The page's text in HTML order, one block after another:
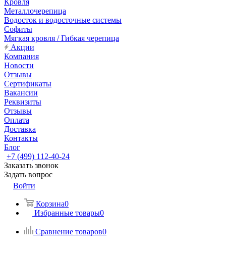
Кровля
Металлочерепица
Водосток и водосточные системы
Софиты
Мягкая кровля / Гибкая черепица
Акции
Компания
Новости
Отзывы
Сертификаты
Вакансии
Реквизиты
Отзывы
Оплата
Доставка
Контакты
Блог
+7 (499) 112-40-24
Заказать звонок
Задать вопрос
Войти
Корзина0
Избранные товары0
Сравнение товаров0